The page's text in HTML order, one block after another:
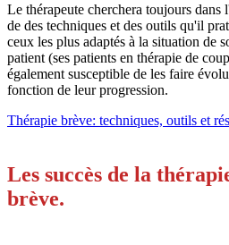
Le thérapeute cherchera toujours dans
de des techniques et des outils qu'il
ceux les plus adaptés à la situation de
patient (ses patients en thérapie de
également susceptible de les faire
fonction de leur progression.
Thérapie brève: techniques, outils et
Les succès de la
brève.